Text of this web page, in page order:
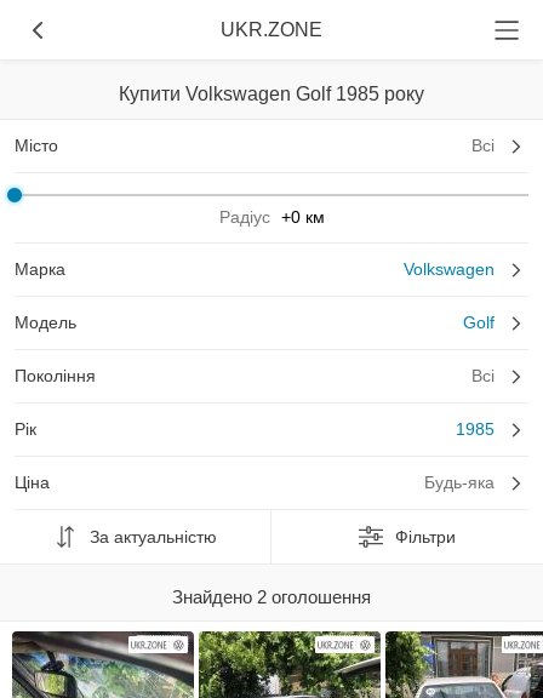
UKR.ZONE
Купити Volkswagen Golf 1985 року
Місто Всі
Радіус +0 км
Марка Volkswagen
Модель Golf
Покоління Всі
Рік 1985
Ціна Будь-яка
За актуальністю Фільтри
Знайдено 2 оголошення